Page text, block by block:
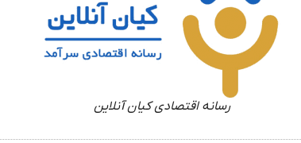
رسانه اقتصادی کیان آنلاین